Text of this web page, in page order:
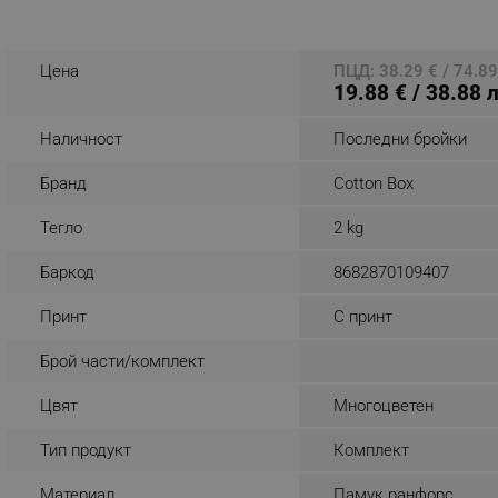
Цена ПЦД: 38.29 € /
19.88 € / 38.88
Наличност Последни бройки
Бранд Cotton Box
Тегло 2 kg
Баркод 8682870109407
Принт С принт
Брой части/комплект
Цвят Многоцветен
Тип продукт Комплект
_nzm_id_92166-7699
_sgf_user_id
_sgf_session_id
_sgf_test_mode
_sgf_tracking